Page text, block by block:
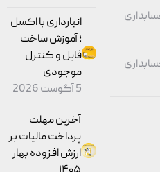
انبارداری با اکسل
؛ آموزش ساخت
فایل و کنترل
موجودی
5 آگوست 2026
آخرین مهلت
پرداخت مالیات بر
ارزش افزوده بهار